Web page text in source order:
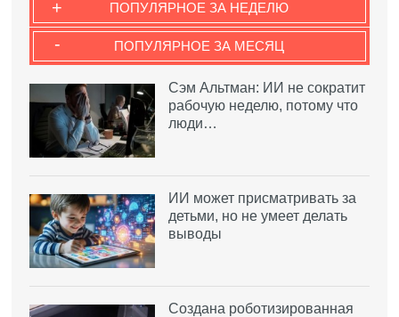
ПОПУЛЯРНОЕ ЗА НЕДЕЛЮ
+
ПОПУЛЯРНОЕ ЗА МЕСЯЦ
-
Сэм Альтман: ИИ не сократит
рабочую неделю, потому что
люди…
ИИ может присматривать за
детьми, но не умеет делать
выводы
Создана роботизированная